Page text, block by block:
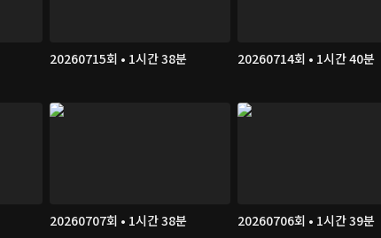
20260715회 • 1시간 38분 20260714회 • 1시간 40분
20260707회 • 1시간 38분 20260706회 • 1시간 39분